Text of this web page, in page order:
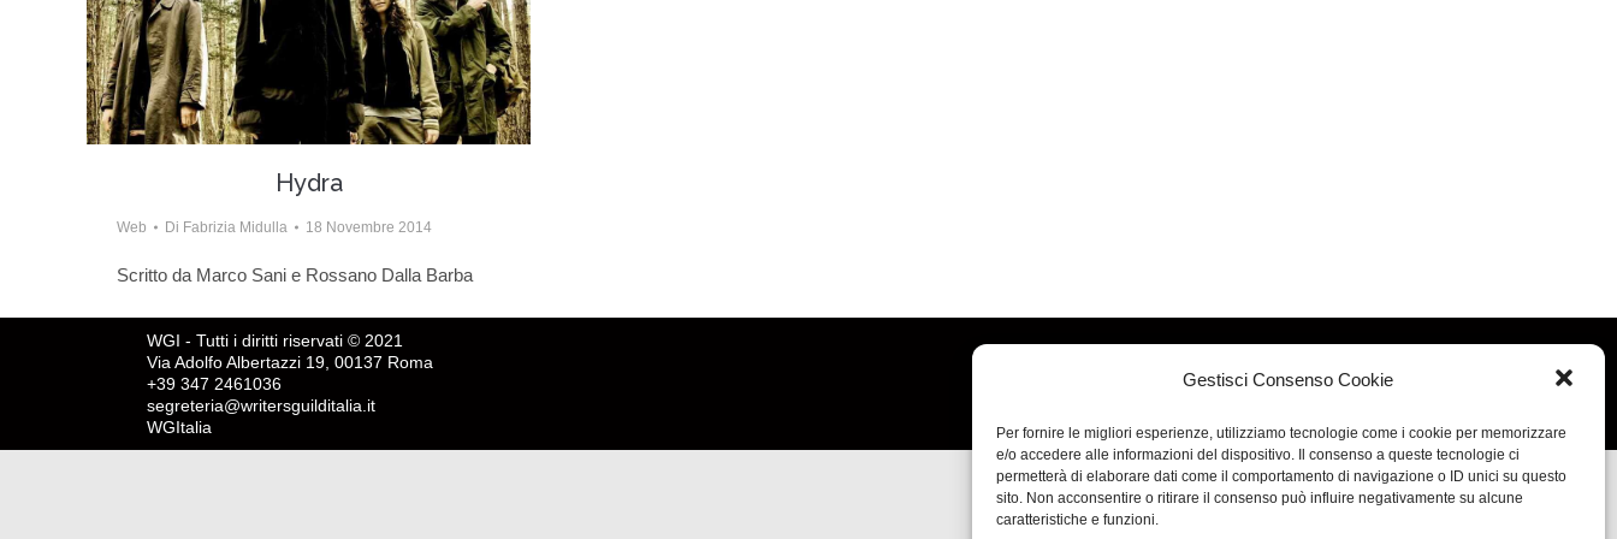
Gestisci Consenso Cookie
Per fornire le migliori esperienze, utilizziamo tecnologie come i cookie per memorizzare
e/o accedere alle informazioni del dispositivo. Il consenso a queste tecnologie ci
permetterà di elaborare dati come il comportamento di navigazione o ID unici su questo
sito. Non acconsentire o ritirare il consenso può influire negativamente su alcune
caratteristiche e funzioni.
Hydra
Web Di Fabrizia Midulla 18 Novembre 2014
Scritto da Marco Sani e Rossano Dalla Barba
WGI - Tutti i diritti riservati © 2021
Via Adolfo Albertazzi 19, 00137 Roma
+39 347 2461036
segreteria@writersguilditalia.it
WGItalia